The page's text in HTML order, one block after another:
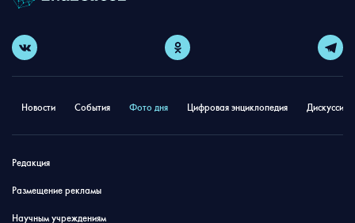
Новости События Фото дня Цифровая энциклопедия
Редакция
Размещение рекламы
Научным учреждениям